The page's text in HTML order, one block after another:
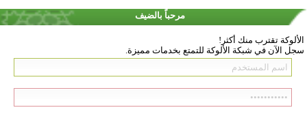
مرحباً بالضيف
الألوكة تقترب منك أكثر!
سجل الآن في شبكة الألوكة للتمتع بخدمات مميزة.